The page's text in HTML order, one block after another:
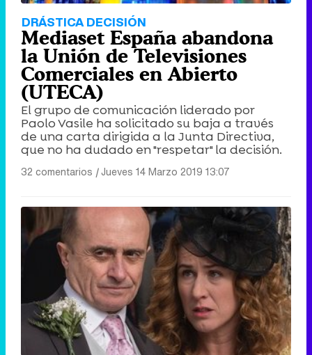
DRÁSTICA DECISIÓN
Mediaset España abandona
la Unión de Televisiones
Comerciales en Abierto
(UTECA)
El grupo de comunicación liderado por
Paolo Vasile ha solicitado su baja a través
de una carta dirigida a la Junta Directiva,
que no ha dudado en "respetar" la decisión.
32 comentarios |Jueves 14 Marzo 2019 13:07